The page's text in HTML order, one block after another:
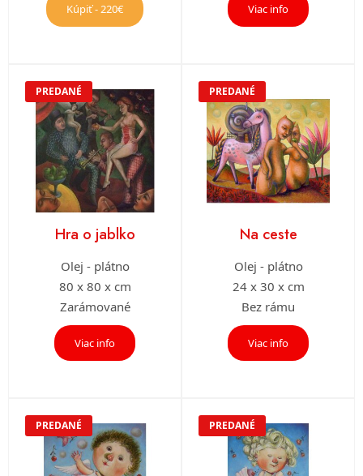
Kúpiť - 220€ Viac info
PREDANÉ
Hra o jablko
Olej - plátno
80 x 80 x cm
Zarámované
Viac info
PREDANÉ
Na ceste
Olej - plátno
24 x 30 x cm
Bez rámu
Viac info
PREDANÉ PREDANÉ